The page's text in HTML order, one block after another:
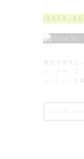
2016-
東京で著名な
ン クー エ
ったレシピを